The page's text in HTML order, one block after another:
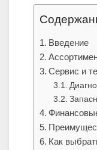
Введение
Сервис и
Как